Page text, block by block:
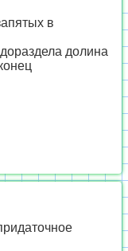
в
долина